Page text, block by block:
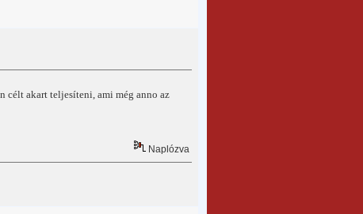
célt akart teljesíteni, ami még anno az
Naplózva